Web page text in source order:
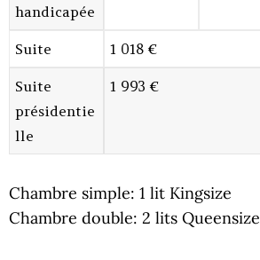
handicapée
Suite 1 018 €
Suite
présidentie
lle
1 993 €
Chambre simple: 1 lit Kingsize
Chambre double: 2 lits Queensize